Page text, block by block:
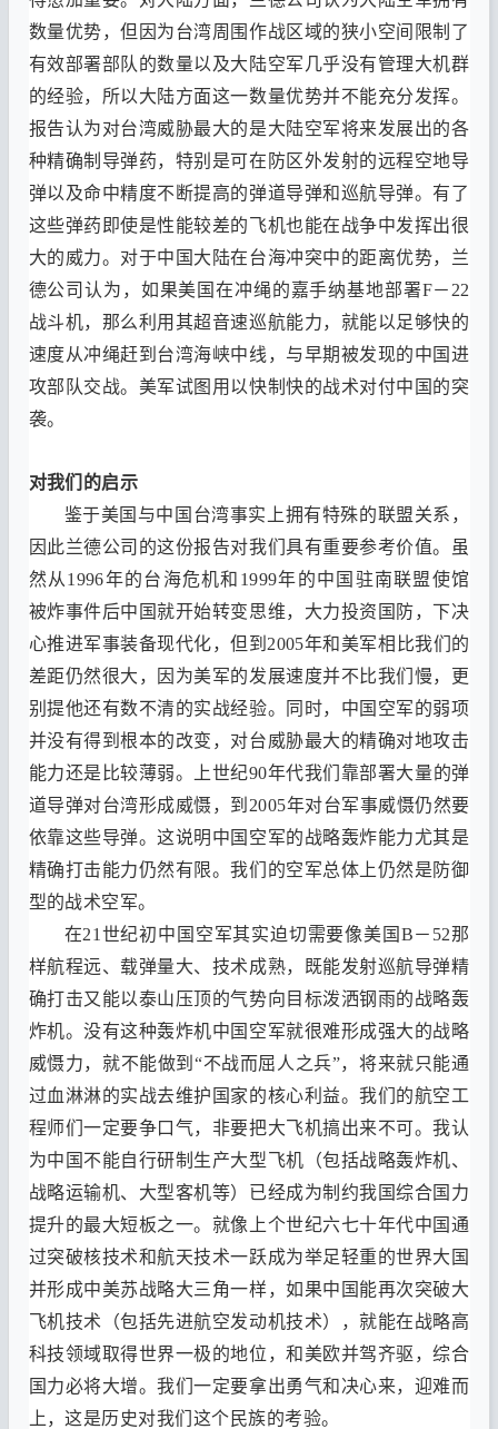
数量优势，但因为台湾周围作战区域的狭小空间限制了
有效部署部队的数量以及大陆空军几乎没有管理大机群
的经验， 所以大陆方面这一数量优势并不能充分发挥。
报告认为对台湾威胁最大的是大陆空军将来发展出的各
种精确制导弹药， 特别是可在防区外发射的远程空地导
弹以及命中精度不断提高的弹道导弹和巡航导弹。有了
这些弹药即使是性能较差的飞机也能在战争中发挥出很
大的威力。 对于中国大陆在台海冲突中的距离优势， 兰
德公司认为 ， 如果美国在冲绳的嘉手纳基地部署F－22
战斗机， 那么利用其超音速巡航能力， 就能以足够快的
速度从冲绳赶到台湾海峡中线， 与早期被发现的中国进
攻部队交战。 美军试图用以快制快的战术对付中国的突
袭。
对我们的启示
鉴于美国与中国台湾事实上拥有特殊的联盟关系 ，
因此兰德公司的这份报告对我们具有重要参考价值。
虽
然从1996年的台海危机和 1999年的中国驻南联盟使馆
被炸事件后中国就开始转变思维， 大力投资国防，
下决
心推进军事装备现代化，但到2005年和美军相比我们的
差距仍然很大 ， 因为美军的发展速度并不比我们慢，
更
别提他还有数不清的实战经验。同时， 中国空军的弱项
并没有得到根本的改变 ， 对台威胁最大的精确对地攻击
能力还是比较薄弱。 上世纪90年代我们靠部署大量的弹
道导弹对台湾形成威慑， 到 2005年对台军事威慑仍然要
依靠这些导弹。这说明中国空军的战略轰炸能力尤其是
精确打击能力仍然有限。我们的空军总体上仍然是防御
型的战术空军。
在21世纪初中国空军其实迫切需要像美国B－ 52那
样航程远、载弹量大、 技术成熟， 既能发射巡航导弹精
确打击又能以泰山压顶的气势向目标泼洒钢雨的战略轰
炸机。没有这种轰炸机中国空军就很难形成强大的战略
威慑力， 就不能做到 “不战而屈人之兵”， 将来就只能通
过血淋淋的实战去维护国家的核心利益。我们的航空工
程师们一定要争口气， 非要把大飞机搞出来不可 。我认
为中国不能自行研制生产大型飞机 （包括战略轰炸机、
战略运输机、 大型客机等）
已经成为制约我国综合国力
提升的最大短板之一。 就像上个世纪六七十年代中国通
过突破核技术和航天技术一跃成为举足轻重的世界大国
并形成中美苏战略大三角一样，如果中国能再次突破大
飞机技术 （包括先进航空发动机技术）， 就能在战略高
科技领域取得世界一极的地位 ，和美欧并驾齐驱 ，综合
国力必将大增。我们一定要拿出勇气和决心来， 迎难而
上，这是历史对我们这个民族的考验。